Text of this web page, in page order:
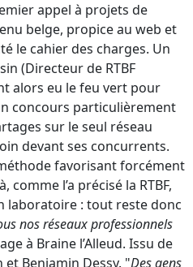
appel à projets de
belge, propice au web et
le cahier des charges. Un
(Directeur de RTBF
alors eu le feu vert pour
concours particulièrement
sur le seul réseau
devant ses concurrents.
favorisant forcément
l’a précisé la RTBF,
laboratoire : tout reste donc
nos réseaux professionnels
à Braine l’Alleud. Issu de
et Benjamin Dessy. "Des gens